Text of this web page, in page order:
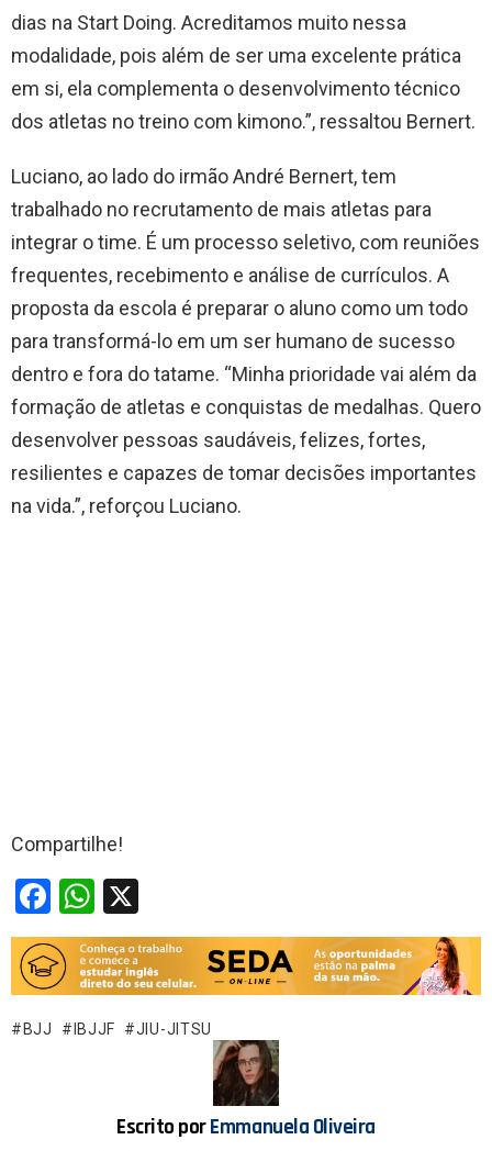
dias na Start Doing. Acreditamos muito nessa
modalidade, pois além de ser uma excelente prática
em si, ela complementa o desenvolvimento técnico
dos atletas no treino com kimono.”, ressaltou Bernert.
Luciano, ao lado do irmão André Bernert, tem
trabalhado no recrutamento de mais atletas para
integrar o time. É um processo seletivo, com reuniões
frequentes, recebimento e análise de currículos. A
proposta da escola é preparar o aluno como um todo
para transformá-lo em um ser humano de sucesso
dentro e fora do tatame. “Minha prioridade vai além da
formação de atletas e conquistas de medalhas. Quero
desenvolver pessoas saudáveis, felizes, fortes,
resilientes e capazes de tomar decisões importantes
na vida.”, reforçou Luciano.
Compartilhe!
F
a
ce
b
o
W
h
at
s
A
BJJ IBJJF JIU-JITSU
Escrito porEmmanuela Oliveira